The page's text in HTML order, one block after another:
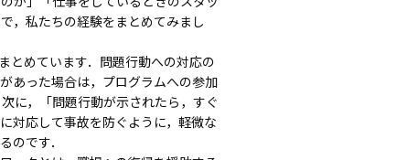
，私たちの経験をまとめてみまし
とめています．問題行動への対応の
あった場合は，プログラムへの参加
に，「問題行動が示されたら，すぐ
対応して事故を防ぐように，軽微な
のです．